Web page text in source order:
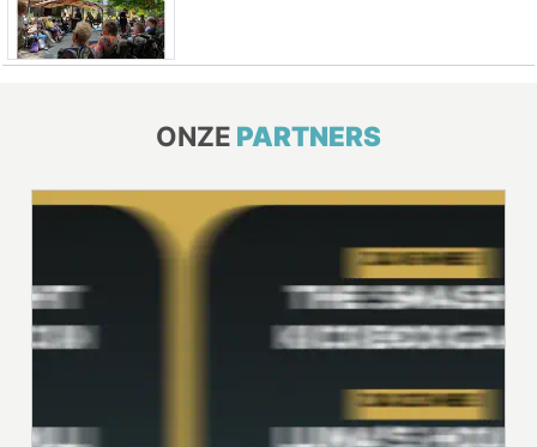
ONZE PARTNERS